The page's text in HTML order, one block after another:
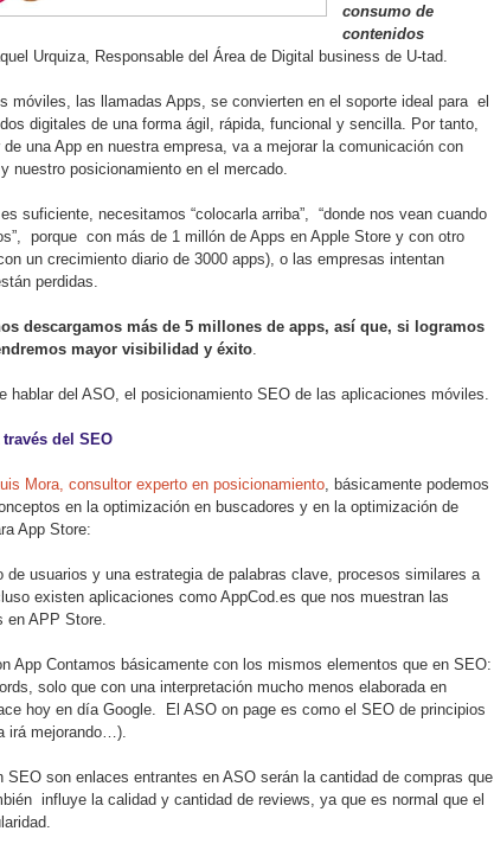
consumo de
contenidos
Urquiza, Responsable del Área de Digital business de U-tad.
móviles, las llamadas Apps, se convierten en el soporte ideal para el
digitales de una forma ágil, rápida, funcional y sencilla. Por tanto,
una App en nuestra empresa, va a mejorar la comunicación con
nuestro posicionamiento en el mercado.
suficiente, necesitamos “colocarla arriba”, “donde nos vean cuando
porque con más de 1 millón de Apps en Apple Store y con otro
un crecimiento diario de 3000 apps), o las empresas intentan
perdidas.
descargamos más de 5 millones de apps, así que, si logramos
mayor visibilidad y éxito.
hablar del ASO, el posicionamiento SEO de las aplicaciones móviles.
del SEO
Mora, consultor experto en posicionamiento, básicamente podemos
en la optimización en buscadores y en la optimización de
App Store:
de usuarios y una estrategia de palabras clave, procesos similares a
existen aplicaciones como AppCod.es que nos muestran las
en APP Store.
App Contamos básicamente con los mismos elementos que en SEO:
solo que con una interpretación mucho menos elaborada en
hoy en día Google. El ASO on page es como el SEO de principios
irá mejorando…).
SEO son enlaces entrantes en ASO serán la cantidad de compras que
influye la calidad y cantidad de reviews, ya que es normal que el